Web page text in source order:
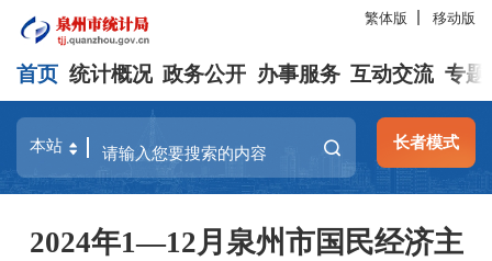
繁体版 移动版
首页 统计概况 政务公开 办事服务 互动交流 专题
长者模式
2024年1—12月泉州市国民经济主